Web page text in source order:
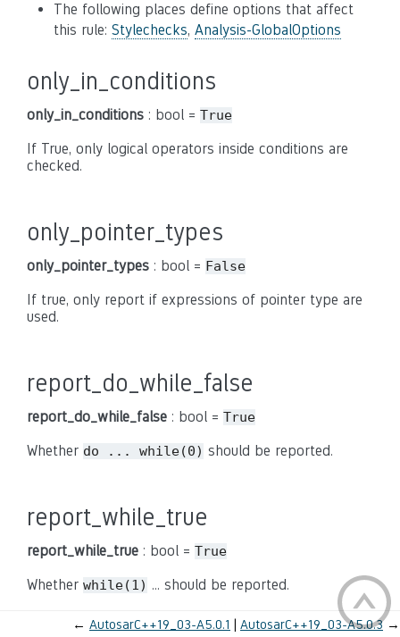
The following places define options that affect
this rule: Stylechecks, Analysis-GlobalOptions
only_in_conditions
only_in_conditions : bool = True
If True, only logical operators inside conditions are
checked.
only_pointer_types
only_pointer_types : bool = False
If true, only report if expressions of pointer type are
used.
report_do_while_false
report_do_while_false : bool = True
Whether do ... while(0) should be reported.
report_while_true
report_while_true : bool = True
Whether while(1) ... should be reported.
← AutosarC++19_03-A5.0.1 AutosarC++19_03-A5.0.3→